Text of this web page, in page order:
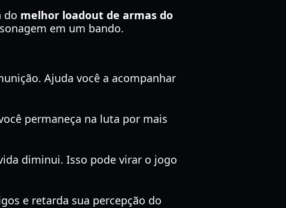
do melhor loadout de armas do
em um bando.
Ajuda você a acompanhar
permaneça na luta por mais
diminui. Isso pode virar o jogo
e retarda sua percepção do